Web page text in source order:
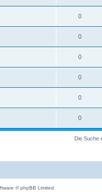
0
0
0
0
0
0
Die Suche
© phpBB Limited